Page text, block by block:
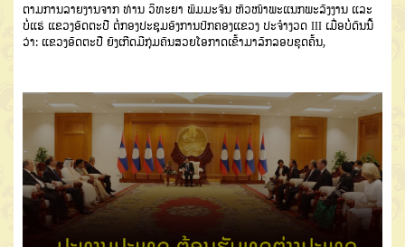
ຕາມການລາຍງານຈາກ ທ່ານ ວິທະຍາ ພົມມະຈັນ ຫົວໜ້າພະແນກພະລັງງານ ແລະ
ບໍ່ແຮ່ ແຂວງອັດຕະປື ຕໍ່ກອງປະຊຸມອົງການປົກຄອງແຂວງ ປະຈໍາງວດ III ເມື່ອບໍ່ດົນນີ້
ວ່າ: ແຂວງອັດຕະປື ຍັງເກີດມີກຸ່ມຄົນສວຍໂອກາດເຂົ້າມາລັກລອບຂຸດຄົ້ນ,